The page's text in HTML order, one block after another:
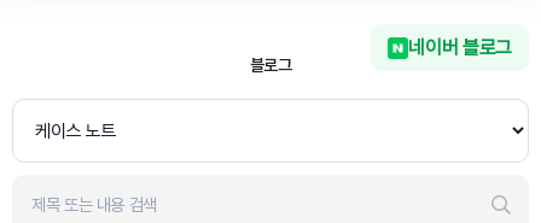
블로그
네이버 블로그